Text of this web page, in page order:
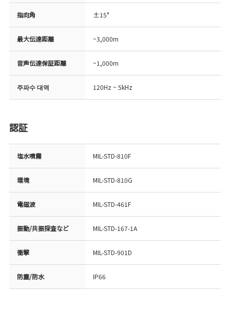
指向角 ±15°
最大伝達距離 ~3,000m
音声伝達保証距離 ~1,000m
주파수 대역 120Hz ~ 5kHz
認証
塩水噴霧 MIL-STD-810F
環境 MIL-STD-810G
電磁波 MIL-STD-461F
振動/共振探査など MIL-STD-167-1A
衝撃 MIL-STD-901D
防塵/防水 IP66